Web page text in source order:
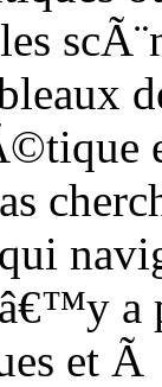
a
et